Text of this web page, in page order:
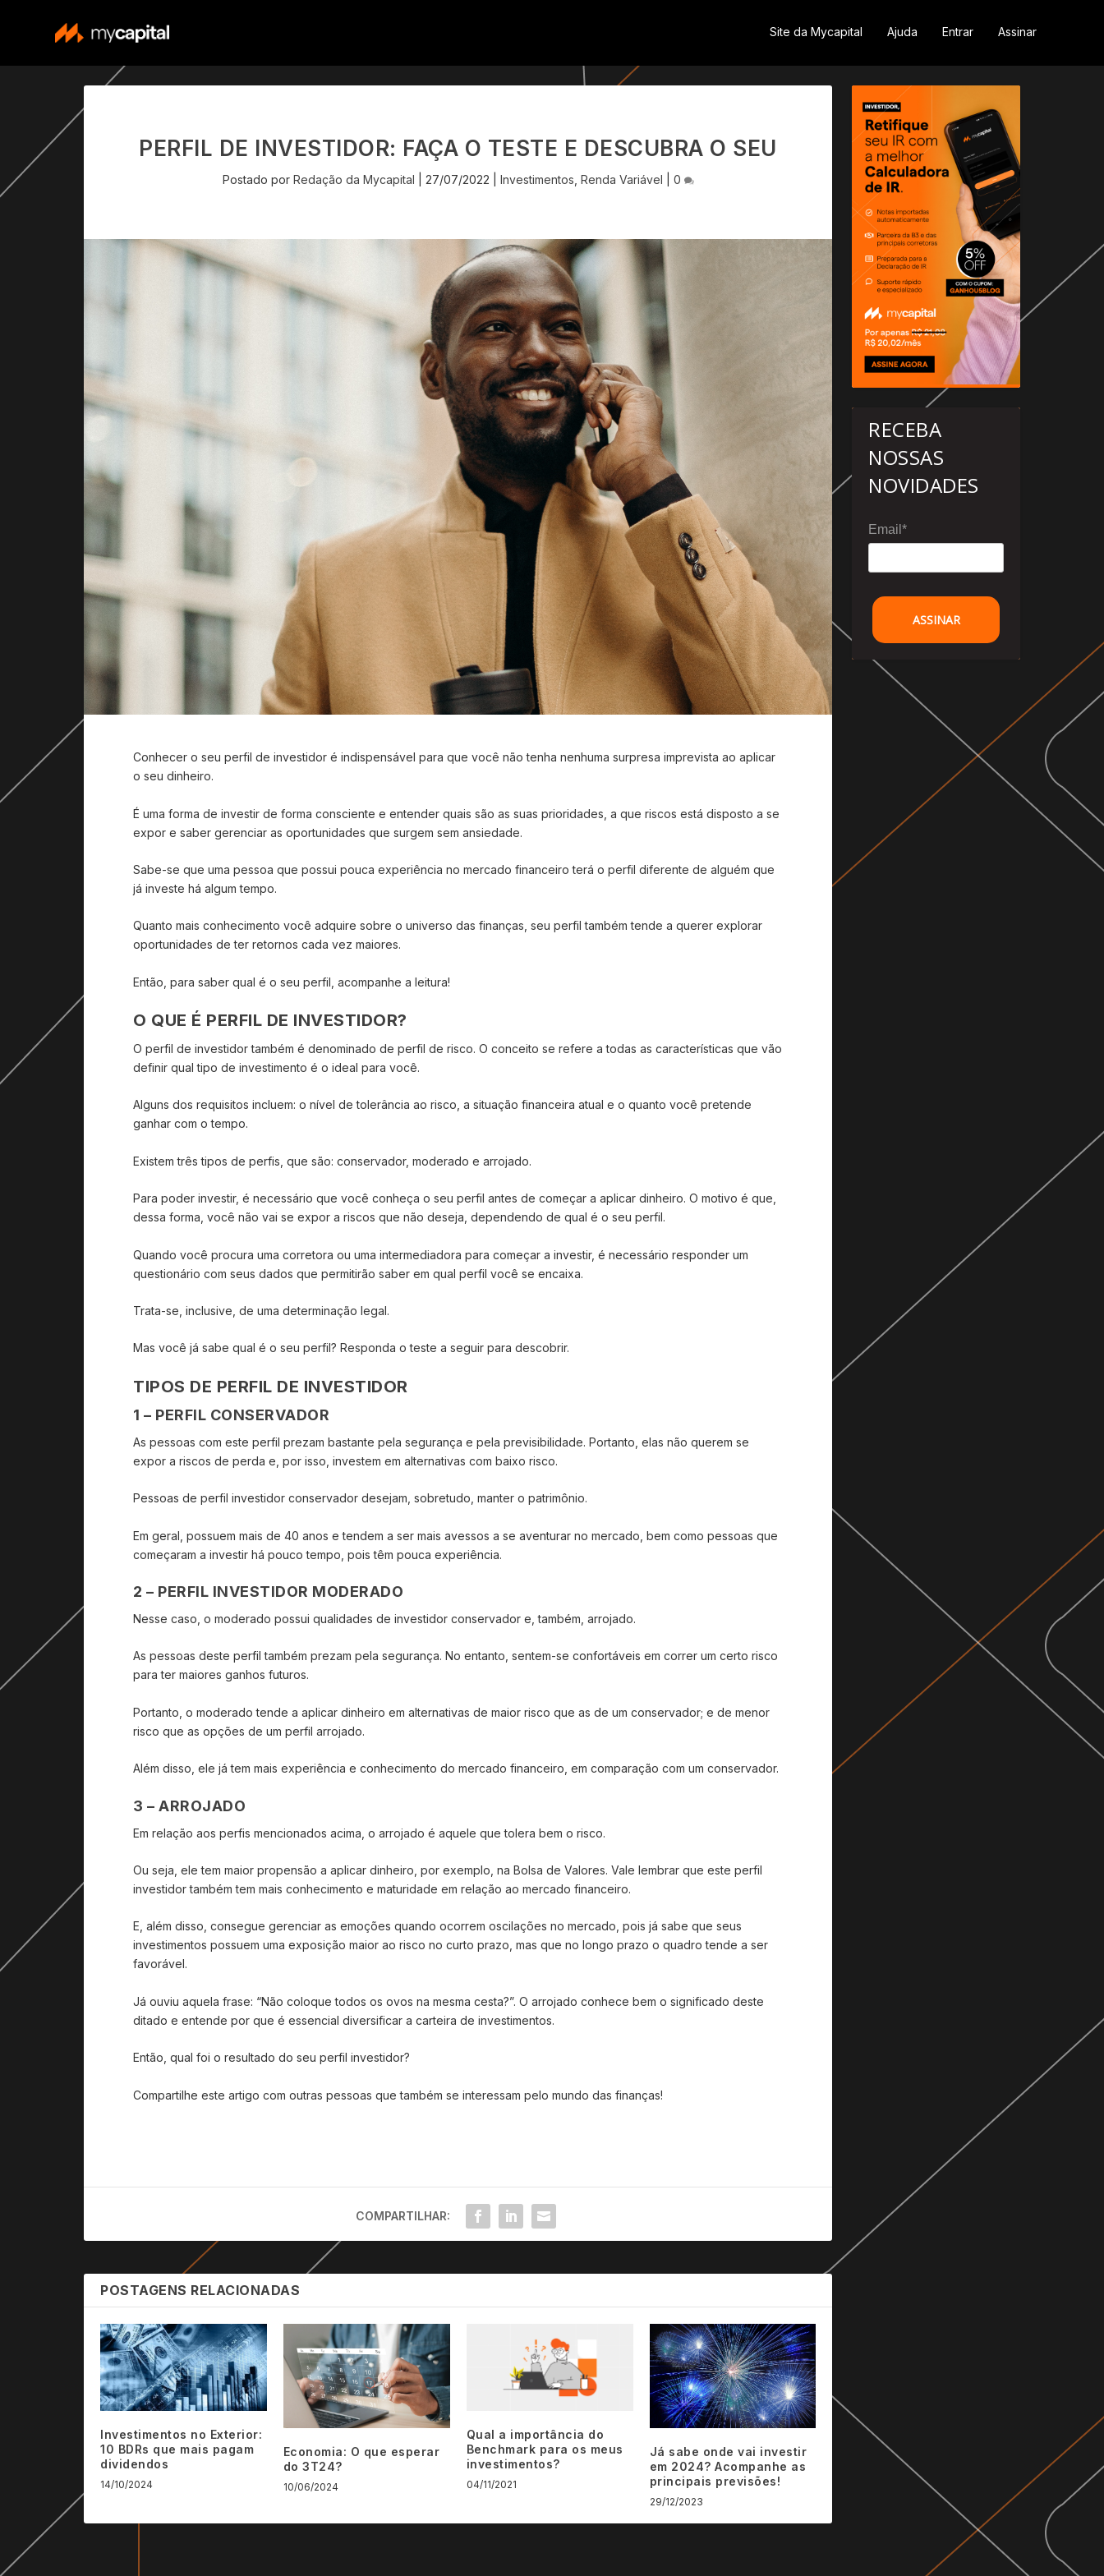
Site da Mycapital Ajuda Entrar Assinar
PERFIL DE INVESTIDOR: FAÇA O TESTE E DESCUBRA O SEU
Postado por Redação da Mycapital 27/07/2022 Investimentos Renda Variável 0
Conhecer o seu perfil de investidor é indispensável para que você não tenha nenhuma surpresa imprevista ao aplicar
o seu dinheiro.
É uma forma de investir de forma consciente e entender quais são as suas prioridades, a que riscos está disposto a se
expor e saber gerenciar as oportunidades que surgem sem ansiedade.
Sabe-se que uma pessoa que possui pouca experiência no mercado financeiro terá o perfil diferente de alguém que
já investe há algum tempo.
Quanto mais conhecimento você adquire sobre o universo das finanças, seu perfil também tende a querer explorar
oportunidades de ter retornos cada vez maiores.
Então, para saber qual é o seu perfil, acompanhe a leitura!
O QUE É PERFIL DE INVESTIDOR?
O perfil de investidor também é denominado de perfil de risco. O conceito se refere a todas as características que vão
definir qual tipo de investimento é o ideal para você.
Alguns dos requisitos incluem: o nível de tolerância ao risco, a situação financeira atual e o quanto você pretende
ganhar com o tempo.
Existem três tipos de perfis, que são: conservador, moderado e arrojado.
Para poder investir, é necessário que você conheça o seu perfil antes de começar a aplicar dinheiro. O motivo é que,
dessa forma, você não vai se expor a riscos que não deseja, dependendo de qual é o seu perfil.
Quando você procura uma corretora ou uma intermediadora para começar a investir, é necessário responder um
questionário com seus dados que permitirão saber em qual perfil você se encaixa.
Trata-se, inclusive, de uma determinação legal.
Mas você já sabe qual é o seu perfil? Responda o teste a seguir para descobrir.
TIPOS DE PERFIL DE INVESTIDOR
1 – PERFIL CONSERVADOR
As pessoas com este perfil prezam bastante pela segurança e pela previsibilidade. Portanto, elas não querem se
expor a riscos de perda e, por isso, investem em alternativas com baixo risco.
Pessoas de perfil investidor conservador desejam, sobretudo, manter o patrimônio.
Em geral, possuem mais de 40 anos e tendem a ser mais avessos a se aventurar no mercado, bem como pessoas que
começaram a investir há pouco tempo, pois têm pouca experiência.
2 – PERFIL INVESTIDOR MODERADO
Nesse caso, o moderado possui qualidades de investidor conservador e, também, arrojado.
As pessoas deste perfil também prezam pela segurança. No entanto, sentem-se confortáveis em correr um certo risco
para ter maiores ganhos futuros.
Portanto, o moderado tende a aplicar dinheiro em alternativas de maior risco que as de um conservador; e de menor
risco que as opções de um perfil arrojado.
Além disso, ele já tem mais experiência e conhecimento do mercado financeiro, em comparação com um conservador.
3 – ARROJADO
Em relação aos perfis mencionados acima, o arrojado é aquele que tolera bem o risco.
Ou seja, ele tem maior propensão a aplicar dinheiro, por exemplo, na Bolsa de Valores. Vale lembrar que este perfil
investidor também tem mais conhecimento e maturidade em relação ao mercado financeiro.
E, além disso, consegue gerenciar as emoções quando ocorrem oscilações no mercado, pois já sabe que seus
investimentos possuem uma exposição maior ao risco no curto prazo, mas que no longo prazo o quadro tende a ser
favorável.
Já ouviu aquela frase: “Não coloque todos os ovos na mesma cesta?”. O arrojado conhece bem o significado deste
ditado e entende por que é essencial diversificar a carteira de investimentos.
Então, qual foi o resultado do seu perfil investidor?
Compartilhe este artigo com outras pessoas que também se interessam pelo mundo das finanças!
COMPARTILHAR:
POSTAGENS RELACIONADAS
Investimentos no Exterior:
10 BDRs que mais pagam
dividendos
14/10/2024
Economia: O que esperar
do 3T24?
10/06/2024
Qual a importância do
Benchmark para os meus
investimentos?
04/11/2021
Já sabe onde vai investir
em 2024? Acompanhe as
principais previsões!
29/12/2023
RECEBA
NOSSAS
NOVIDADES
Email*
ASSINAR